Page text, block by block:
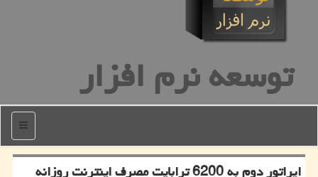
توسعه نرم افزار
منو
اپراتور دوم به 6200 ترابایت مصرف اینترنت روزانه